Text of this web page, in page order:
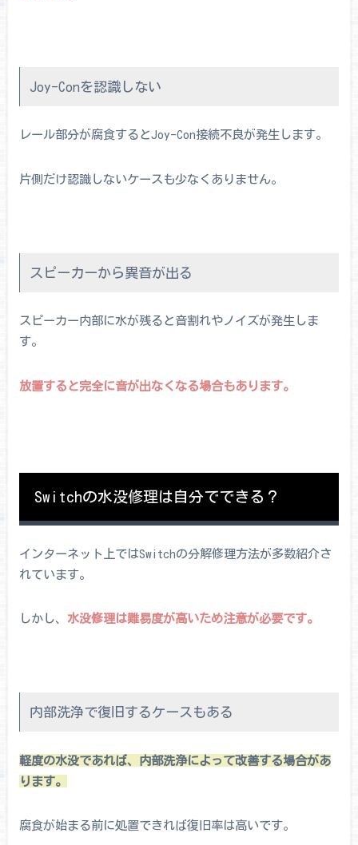
Joy-Conを認識しない
レール部分が腐食するとJoy-Con接続不良が発生します。
片側だけ認識しないケースも少なくありません。
スピーカーから異音が出る
スピーカー内部に水が残ると音割れやノイズが発生しま
す。
放置すると完全に音が出なくなる場合もあります。
Switchの水没修理は自分でできる？
インターネット上ではSwitchの分解修理方法が多数紹介さ
れています。
しかし、 水没修理は難易度が高いため注意が必要です。
内部洗浄で復旧するケースもある
軽度の水没であれば、内部洗浄によって改善する場合があ
ります。
腐食が始まる前に処置できれば復旧率は高いです。